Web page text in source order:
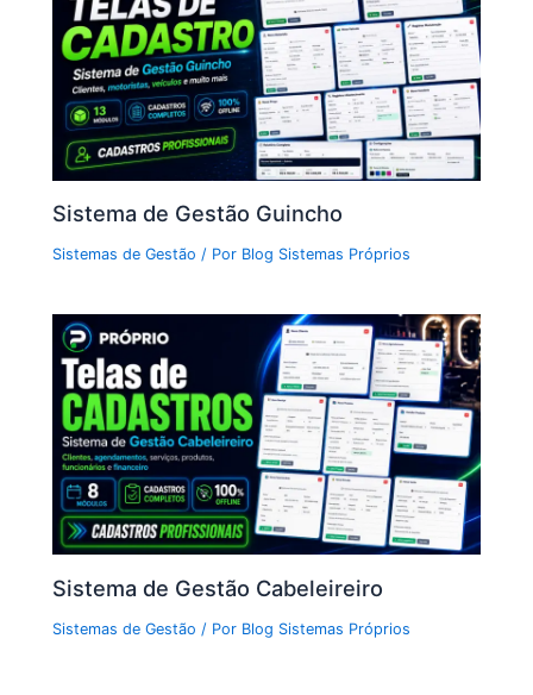
Sistema de Gestão Guincho
Sistemas de Gestão / Por Blog Sistemas Próprios
Sistema de Gestão Cabeleireiro
Sistemas de Gestão / Por Blog Sistemas Próprios